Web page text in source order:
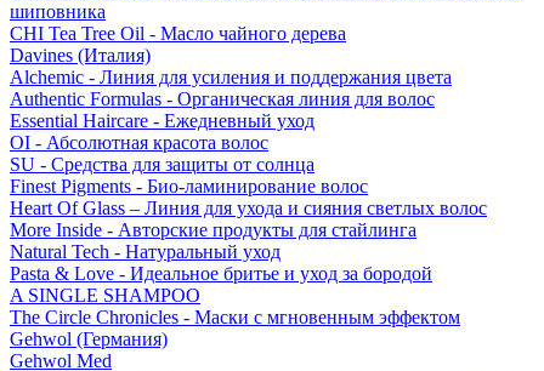
шиповника
CHI Tea Tree Oil - Масло чайного дерева
Davines (Италия)
Alchemic - Линия для усиления и поддержания цвета
Authentic Formulas - Органическая линия для волос
Essential Haircare - Eжедневный уход
OI - Абсолютная красота волос
SU - Средства для защиты от солнца
Finest Pigments - Био-ламинирование волос
Heart Of Glass – Линия для ухода и сияния светлых волос
More Inside - Авторские продукты для стайлинга
Natural Tech - Натуральный уход
Pasta & Love - Идеальное бритье и уход за бородой
A SINGLE SHAMPOO
The Circle Chronicles - Маски с мгновенным эффектом
Gehwol (Германия)
Gehwol Med